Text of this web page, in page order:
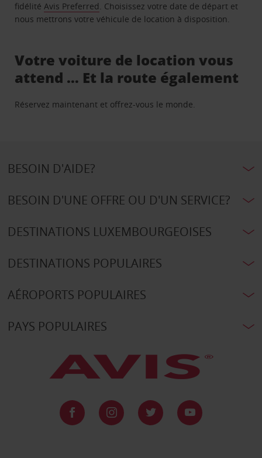
fidélitéAvis Preferred. Choisissez votre date de départ et
nous mettrons votre véhicule de location à disposition.
Votre voiture de location vous
attend … Et la route également
Réservez maintenant et offrez-vous le monde.
BESOIN D'AIDE?
BESOIN D'UNE OFFRE OU D'UN SERVICE?
DESTINATIONS LUXEMBOURGEOISES
DESTINATIONS POPULAIRES
AÉROPORTS POPULAIRES
PAYS POPULAIRES